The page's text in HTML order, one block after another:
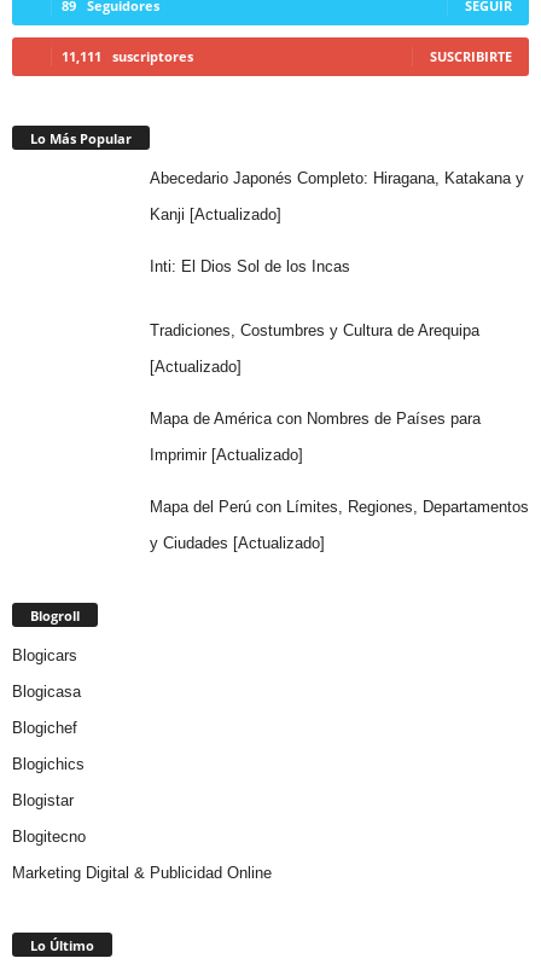
89 Seguidores SEGUIR
11,111 suscriptores SUSCRIBIRTE
Lo Más Popular
Abecedario Japonés Completo: Hiragana, Katakana y
Kanji [Actualizado]
Inti: El Dios Sol de los Incas
Tradiciones, Costumbres y Cultura de Arequipa
[Actualizado]
Mapa de América con Nombres de Países para
Imprimir [Actualizado]
Mapa del Perú con Límites, Regiones, Departamentos
y Ciudades [Actualizado]
Blogroll
Blogicars
Blogicasa
Blogichef
Blogichics
Blogistar
Blogitecno
Marketing Digital & Publicidad Online
Lo Último